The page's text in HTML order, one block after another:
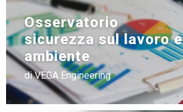
Osservatorio
sicurezza sul lavoro e
ambiente
di VEGA Engineering